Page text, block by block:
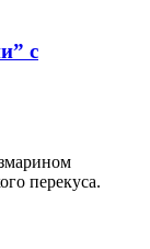
с
перекуса.